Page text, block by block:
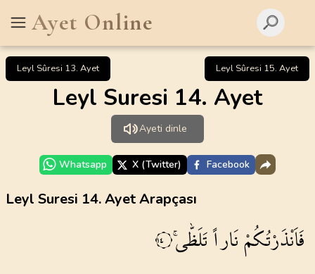
Ayet Online
Leyl Sûresi 13. Ayet Leyl Sûresi 15. Ayet
Leyl Suresi 14. Ayet
Ayeti dinle
Whatsapp X (Twitter) Facebook
Leyl Suresi 14. Ayet Arapçası
فَاَنْذَرْتُكُمْنَاراًتَلَظّٰىۚ ١٤